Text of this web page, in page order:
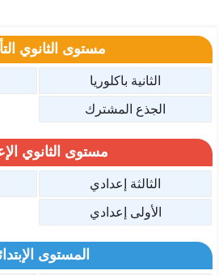
مستوى الثانوي
الثانية باكلوريا
الجذع المشترك
مستوى الثانوي
الثالثة إعدادي
الأولى إعدادي
المستوى